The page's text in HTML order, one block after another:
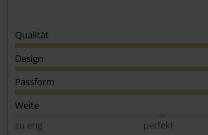
Qualität
Design
Passform
Weite
zu eng
perfekt